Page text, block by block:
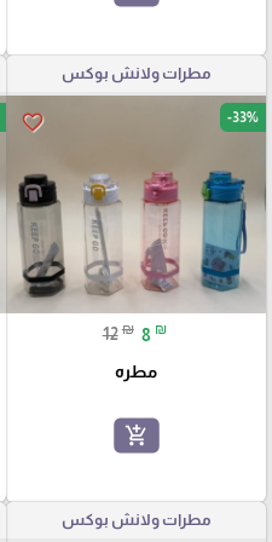
مطرات ولانش بوكس
favorite_border -33%
12 ₪ 8 ₪
مطره
add_shopping_cart
مطرات ولانش بوكس